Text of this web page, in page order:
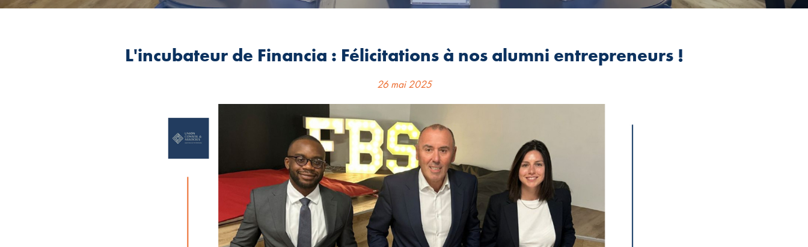
L'incubateur de Financia : Félicitations à nos alumni entrepreneurs !
26 mai 2025